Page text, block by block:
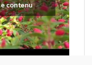
contenu